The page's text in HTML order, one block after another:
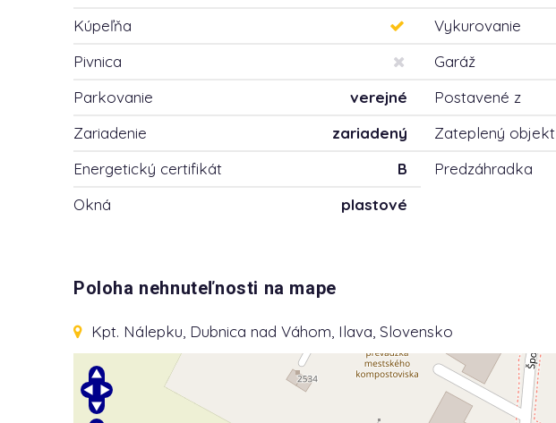
Kúpeľňa
Vykurovanie
Pivnica
Garáž
Parkovanie
verejné Postavené z
Zariadenie
zariadený
Zateplený objekt
Energetický certifikát
B
Predzáhradka
Okná
plastové
Poloha nehnuteľnosti na mape
Kpt. Nálepku , Dubnica nad Váhom, Ilava, Slovensko